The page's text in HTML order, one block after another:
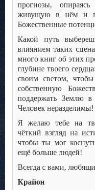
прогнозы,
живущую в нём и
Божественные
Какой путь
влиянием таких
много книг об этих
глубине твоего
своим светом,
собственную
поддержать Землю
Человек
Я желаю тебе на
чёткий взгляд на
чтобы ты мог
ещё больше людей!
Всегда с вами,
Крайон